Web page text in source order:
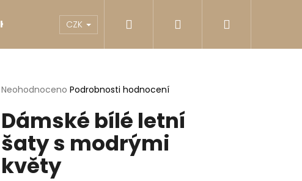
Kontakty Reklamace Obchodní podmínky
CZK Přihlášení
Průměrné
produktu
je
0,0
z
5
hvězdiček.
Neohodnoceno Podrobnosti hodnocení
Dámské bílé letní
šaty s modrými
květy